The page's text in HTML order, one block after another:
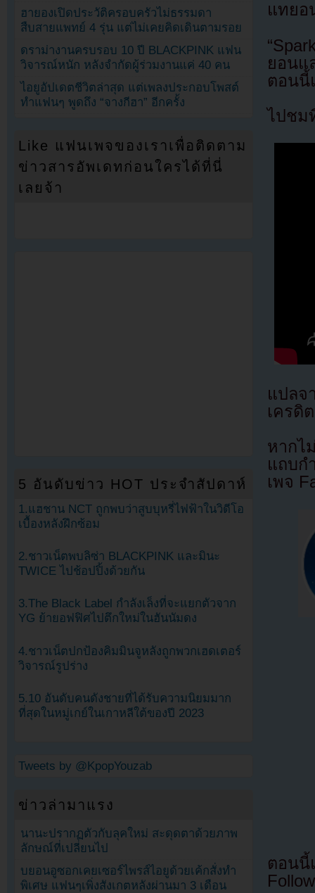
แทยอ
ยอนแ
ตอนนี้
ไปชม
แปล
เครดิ
หากไ
แถบก
เพจ
ตอนนี้
ฮายองเปิดประวัติครอบครัวไม่ธรรมดา
สืบสายแพทย์ 4 รุ่น แต่ไม่เคยคิดเดินตามรอย
ดราม่างานครบรอบ 10 ปี BLACKPINK แฟน
วิจารณ์หนัก หลังจำกัดผู้ร่วมงานแค่ 40 คน
ไอยูอัปเดตชีวิตล่าสุด แต่เพลงประกอบโพสต์
ทำแฟนๆ พูดถึง “จางกีฮา” อีกครั้ง
Like แฟนเพจของเราเพื่อติดตาม
ข่าวสารอัพเดทก่อนใครได้ที่นี่
เลยจ้า
5 อันดับข่าว HOT ประจำสัปดาห์
1.แฮชาน NCT ถูกพบว่าสูบบุหรี่ไฟฟ้าในวิดีโอ
เบื้องหลังฝึกซ้อม
2.ชาวเน็ตพบลิซ่า BLACKPINK และมินะ
TWICE ไปช้อปปิ้งด้วยกัน
3.The Black Label กำลังเล็งที่จะแยกตัวจาก
YG ย้ายอฟฟิศไปตึกใหม่ในฮันนัมดง
4.ชาวเน็ตปกป้องคิมมินจูหลังถูกพวกเฮดเตอร์
วิจารณ์รูปร่าง
5.10 อันดับคนดังชายที่ได้รับความนิยมมาก
ที่สุดในหมู่เกย์ในเกาหลีใต้ของปี 2023
Tweets by @KpopYouzab
ข่าวล่ามาแรง
นานะปรากฏตัวกับลุคใหม่ สะดุดตาด้วยภาพ
ลักษณ์ที่เปลี่ยนไป
บยอนอูซอกเคยเซอร์ไพรส์ไอยูด้วยเค้กสั่งทำ
พิเศษ แฟนๆเพิ่งสังเกตหลังผ่านมา 3 เดือน